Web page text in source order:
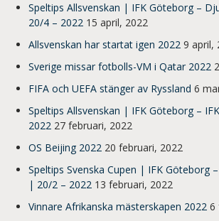
Speltips Allsvenskan | IFK Göteborg –
20/4 – 2022 15 april, 2022
Allsvenskan har startat igen 2022 9 april,
Sverige missar fotbolls-VM i Qatar 2022
FIFA och UEFA stänger av Ryssland 6
Speltips Allsvenskan | IFK Göteborg –
2022 27 februari, 2022
OS Beijing 2022 20 februari, 2022
Speltips Svenska Cupen | IFK Göteborg
| 20/2 – 2022 13 februari, 2022
Vinnare Afrikanska mästerskapen 2022 6